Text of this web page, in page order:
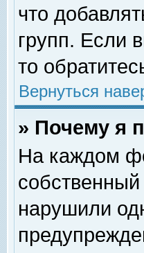
что
групп. Если
то
Вернуться
» Почему я
На каждом
нарушили